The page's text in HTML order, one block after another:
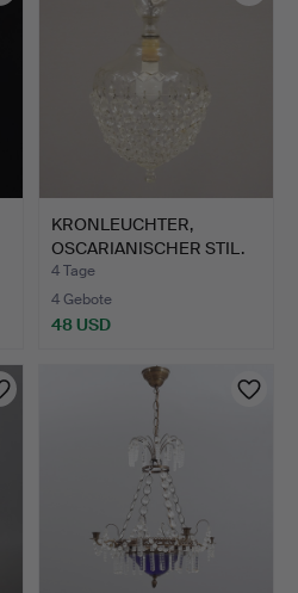
KRONLEUCHTER,
OSCARIANISCHER STIL.
4 Tage
4 Gebote
48 USD